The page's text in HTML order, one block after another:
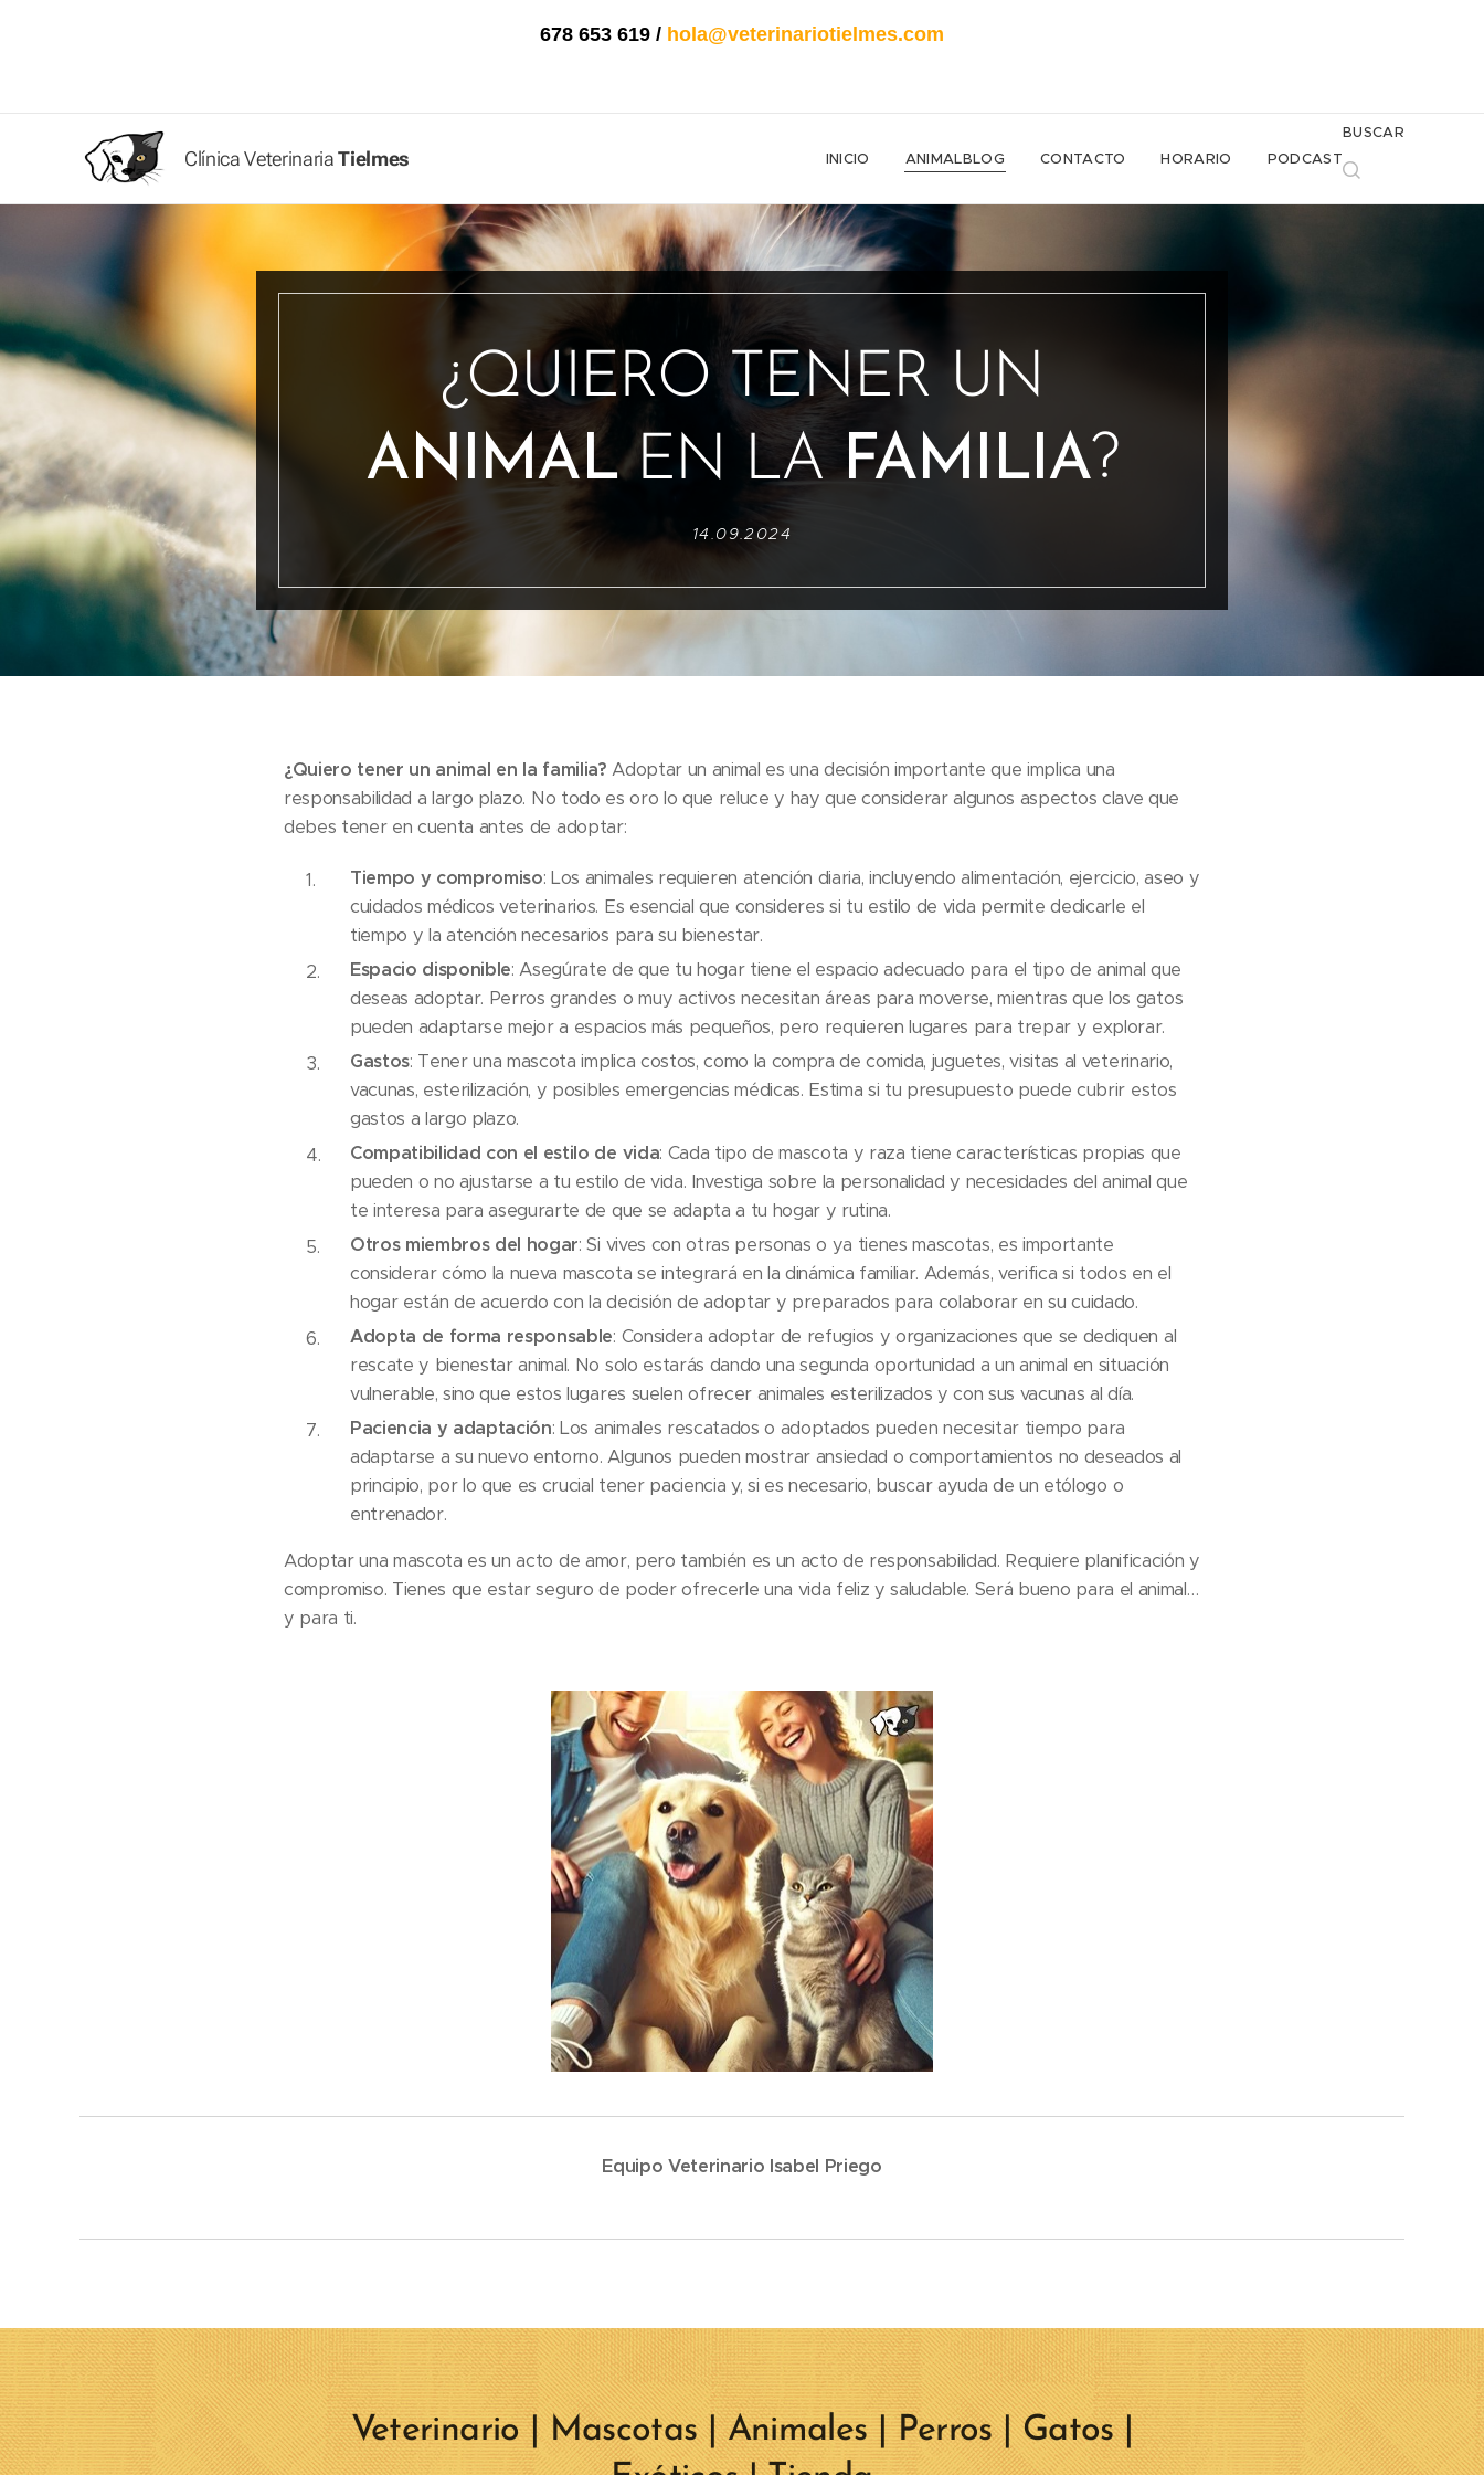
678 653 619 / hola@veterinariotielmes.com
Clínica VeterinariaTielmes INICIO ANIMALBLOG CONTACTO HORARIO PODCAST
BUSCAR
¿QUIERO TENER UN
ANIMALEN LAFAMILIA?
14.09.2024
¿Quiero tener un animal en la familia? Adoptar un animal es una decisión importante que implica una
responsabilidad a largo plazo. No todo es oro lo que reluce y hay que considerar algunos aspectos clave que
debes tener en cuenta antes de adoptar:
Tiempo y compromiso: Los animales requieren atención diaria, incluyendo alimentación, ejercicio, aseo y
cuidados médicos veterinarios. Es esencial que consideres si tu estilo de vida permite dedicarle el
tiempo y la atención necesarios para su bienestar.
Espacio disponible: Asegúrate de que tu hogar tiene el espacio adecuado para el tipo de animal que
deseas adoptar. Perros grandes o muy activos necesitan áreas para moverse, mientras que los gatos
pueden adaptarse mejor a espacios más pequeños, pero requieren lugares para trepar y explorar.
Gastos: Tener una mascota implica costos, como la compra de comida, juguetes, visitas al veterinario,
vacunas, esterilización, y posibles emergencias médicas. Estima si tu presupuesto puede cubrir estos
gastos a largo plazo.
Compatibilidad con el estilo de vida: Cada tipo de mascota y raza tiene características propias que
pueden o no ajustarse a tu estilo de vida. Investiga sobre la personalidad y necesidades del animal que
te interesa para asegurarte de que se adapta a tu hogar y rutina.
Otros miembros del hogar: Si vives con otras personas o ya tienes mascotas, es importante
considerar cómo la nueva mascota se integrará en la dinámica familiar. Además, verifica si todos en el
hogar están de acuerdo con la decisión de adoptar y preparados para colaborar en su cuidado.
Adopta de forma responsable: Considera adoptar de refugios y organizaciones que se dediquen al
rescate y bienestar animal. No solo estarás dando una segunda oportunidad a un animal en situación
vulnerable, sino que estos lugares suelen ofrecer animales esterilizados y con sus vacunas al día.
Paciencia y adaptación: Los animales rescatados o adoptados pueden necesitar tiempo para
adaptarse a su nuevo entorno. Algunos pueden mostrar ansiedad o comportamientos no deseados al
principio, por lo que es crucial tener paciencia y, si es necesario, buscar ayuda de un etólogo o
entrenador.
Adoptar una mascota es un acto de amor, pero también es un acto de responsabilidad. Requiere planificación y
compromiso. Tienes que estar seguro de poder ofrecerle una vida feliz y saludable. Será bueno para el animal…
y para ti.
Equipo Veterinario Isabel Priego
Veterinario | Mascotas | Animales | Perros | Gatos |